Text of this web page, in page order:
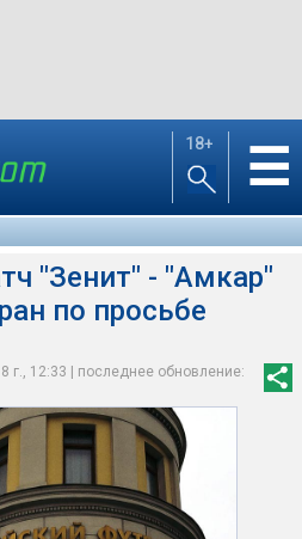
18+ ☰
"Зенит" - "Амкар"
по просьбе
г., 12:33 | последнее обновление: